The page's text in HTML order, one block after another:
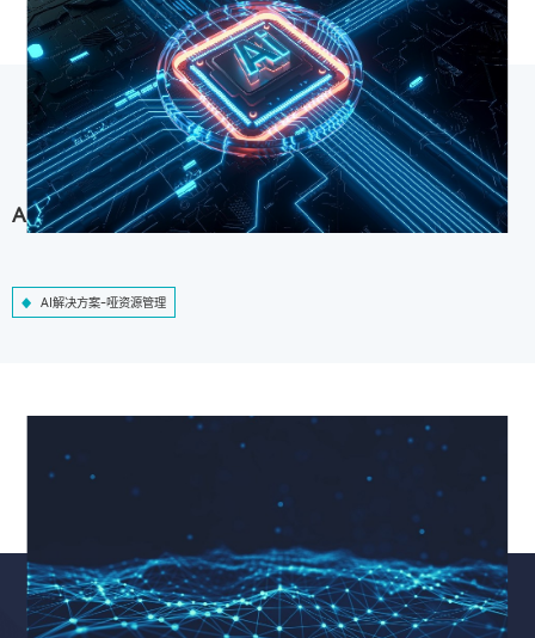
AI解决方案-哑资源管理
AI解决方案-哑资源管理